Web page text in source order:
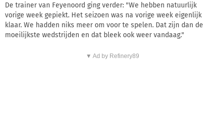
De trainer van Feyenoord ging verder: "We hebben natuurlijk
vorige week gepiekt. Het seizoen was na vorige week eigenlijk
klaar. We hadden niks meer om voor te spelen. Dat zijn dan de
moeilijkste wedstrijden en dat bleek ook weer vandaag."
▼ Ad by Refinery89